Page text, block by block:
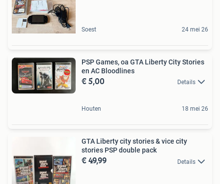
Soest 24 mei 26
PSP Games, oa GTA Liberty City Stories
en AC Bloodlines
€ 5,00 Details
Houten 18 mei 26
GTA Liberty city stories & vice city
stories PSP double pack
€ 49,99 Details